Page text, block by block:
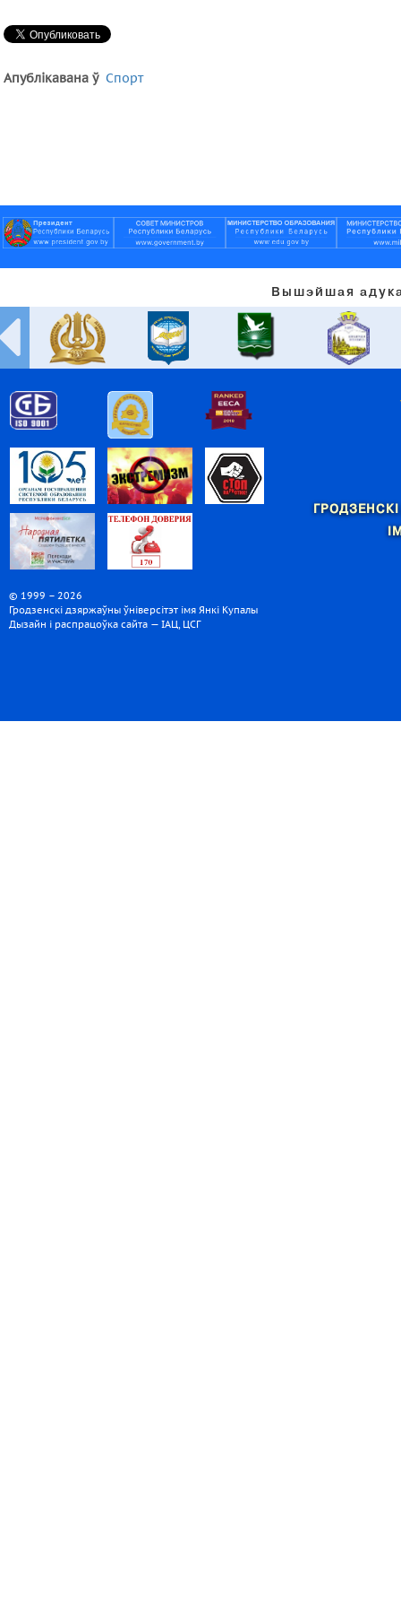
Апублікавана ў Спорт
Вышэйшая
© 1999 – 2026
Гродзенскі дзяржаўны ўніверсітэт імя Янкі Купалы
Дызайн і распрацоўка сайта — ІАЦ, ЦСГ